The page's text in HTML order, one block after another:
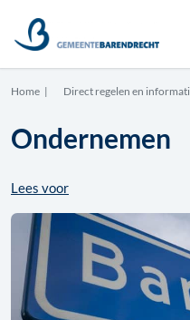
Home Direct regelen en
Ondernemen
Lees voor